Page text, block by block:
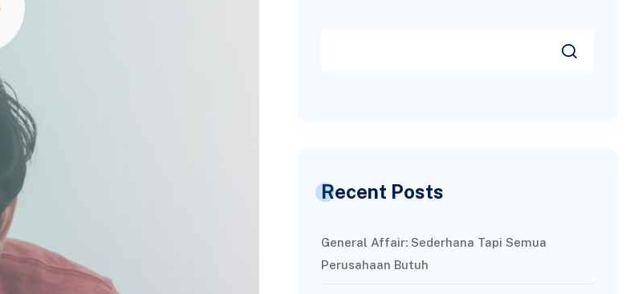
Recent Posts
General Affair: Sederhana Tapi Semua
Perusahaan Butuh